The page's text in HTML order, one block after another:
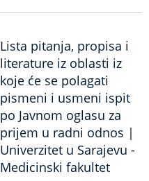
Lista pitanja, propisa i
literature iz oblasti iz
koje će se polagati
pismeni i usmeni ispit
po Javnom oglasu za
prijem u radni odnos |
Univerzitet u Sarajevu -
Medicinski fakultet